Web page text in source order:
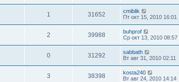
1 31652
cmiblik
Пт окт 15, 2010 16:01
2 39988
buhprof
Ср окт 13, 2010 08:57
0 31292
sabbath
Вт авг 31, 2010 02:11
3 38398
kosta240
Вт авг 24, 2010 14:14